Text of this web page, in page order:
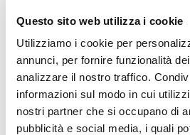
Questo sito web utilizza i cookie
Utilizziamo i cookie per
annunci, per fornire funzionalità
analizzare il nostro traffico.
informazioni sul modo in cui
nostri partner che si occupano di
pubblicità e social media, i quali
700,00 CHF